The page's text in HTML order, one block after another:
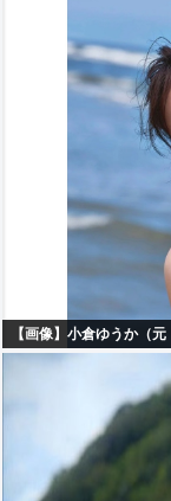
【画像】小倉ゆうか（